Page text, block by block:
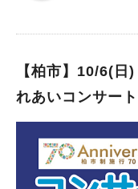
【柏市】10/6(
れあいコンサー